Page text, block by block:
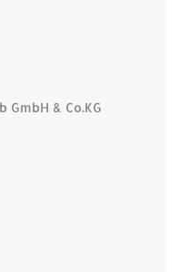
& Co.KG